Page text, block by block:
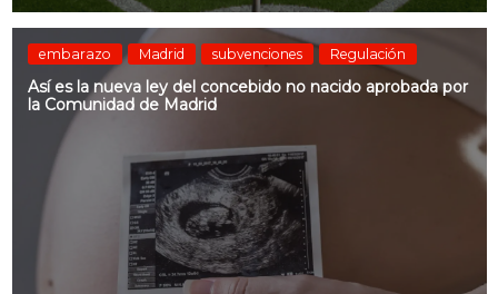
embarazo Madrid subvenciones Regulación
Así es la nueva ley del concebido no nacido aprobada por
la Comunidad de Madrid